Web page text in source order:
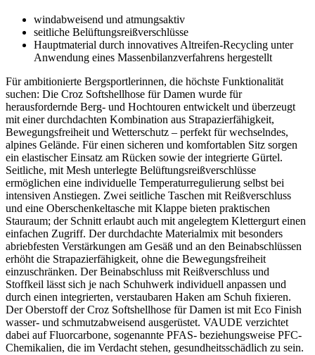
windabweisend und atmungsaktiv
seitliche Belüftungsreißverschlüsse
Hauptmaterial durch innovatives Altreifen-Recycling unter
Anwendung eines Massenbilanzverfahrens hergestellt
Für ambitionierte Bergsportlerinnen, die höchste Funktionalität
suchen: Die Croz Softshellhose für Damen wurde für
herausfordernde Berg- und Hochtouren entwickelt und überzeugt
mit einer durchdachten Kombination aus Strapazierfähigkeit,
Bewegungsfreiheit und Wetterschutz – perfekt für wechselndes,
alpines Gelände. Für einen sicheren und komfortablen Sitz sorgen
ein elastischer Einsatz am Rücken sowie der integrierte Gürtel.
Seitliche, mit Mesh unterlegte Belüftungsreißverschlüsse
ermöglichen eine individuelle Temperaturregulierung selbst bei
intensiven Anstiegen. Zwei seitliche Taschen mit Reißverschluss
und eine Oberschenkeltasche mit Klappe bieten praktischen
Stauraum; der Schnitt erlaubt auch mit angelegtem Klettergurt einen
einfachen Zugriff. Der durchdachte Materialmix mit besonders
abriebfesten Verstärkungen am Gesäß und an den Beinabschlüssen
erhöht die Strapazierfähigkeit, ohne die Bewegungsfreiheit
einzuschränken. Der Beinabschluss mit Reißverschluss und
Stoffkeil lässt sich je nach Schuhwerk individuell anpassen und
durch einen integrierten, verstaubaren Haken am Schuh fixieren.
Der Oberstoff der Croz Softshellhose für Damen ist mit Eco Finish
wasser- und schmutzabweisend ausgerüstet. VAUDE verzichtet
dabei auf Fluorcarbone, sogenannte PFAS- beziehungsweise PFC-
Chemikalien, die im Verdacht stehen, gesundheitsschädlich zu sein.